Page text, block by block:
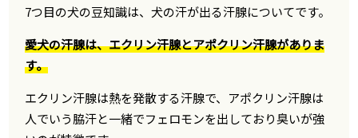
7つ目の犬の豆知識は、犬の汗が出る汗腺についてです。
愛犬の汗腺は、エクリン汗腺とアポクリン汗腺がありま
す。
エクリン汗腺は熱を発散する汗腺で、アポクリン汗腺は
人でいう脇汗と一緒でフェロモンを出しており臭いが強